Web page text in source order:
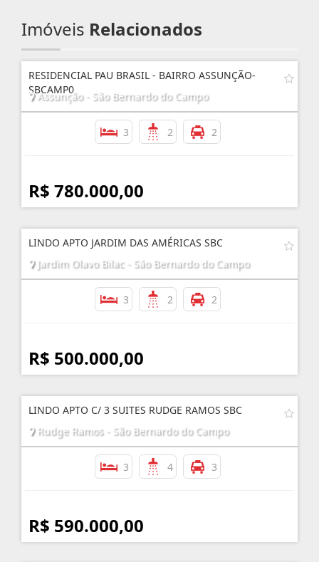
Imóveis Relacionados
RESIDENCIAL PAU BRASIL - BAIRRO ASSUNÇÃO-
SBCAMP0
Assunção - São Bernardo do Campo
3 2 2
R$ 780.000,00
LINDO APTO JARDIM DAS AMÉRICAS SBC
Jardim Olavo Bilac - São Bernardo do Campo
3 2 2
R$ 500.000,00
LINDO APTO C/ 3 SUITES RUDGE RAMOS SBC
Rudge Ramos - São Bernardo do Campo
3 4 3
R$ 590.000,00